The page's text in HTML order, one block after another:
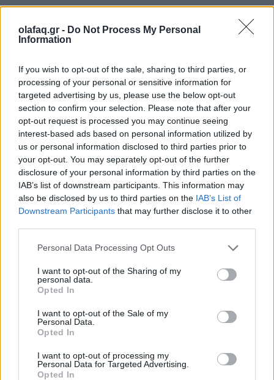
olafaq.gr - Do Not Process My Personal
Information
If you wish to opt-out of the sale, sharing to third parties, or
processing of your personal or sensitive information for
targeted advertising by us, please use the below opt-out
section to confirm your selection. Please note that after your
opt-out request is processed you may continue seeing
interest-based ads based on personal information utilized by
us or personal information disclosed to third parties prior to
your opt-out. You may separately opt-out of the further
disclosure of your personal information by third parties on the
IAB’s list of downstream participants. This information may
also be disclosed by us to third parties on the IAB’s List of
Downstream Participants that may further disclose it to other
Personal Data Processing Opt Outs
I want to opt-out of the Sharing of my
personal data.
Opted In
I want to opt-out of the Sale of my
Personal Data.
Opted In
I want to opt-out of processing my
Personal Data for Targeted Advertising.
Opted In
Όλα αυτά και κάποια ακόμη είναι τα Παραμύθια
Τα τραγούδια θα ηχογραφηθούν ζωντανά.
— Μιχάλης & Παντελής Καλογεράκης
Φωτ.: Δανάη Παναγιωτίδη